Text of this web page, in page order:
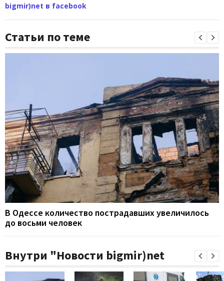
bigmir)net в facebook
Статьи по теме
В Одессе количество пострадавших увеличилось
до восьми человек
Внутри "Новости bigmir)net